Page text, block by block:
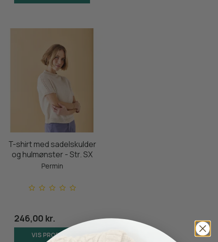
T-shirt med sadelskulder
og hulmønster - Str. SX
Permin
246,00 kr.
VIS PRODUKT